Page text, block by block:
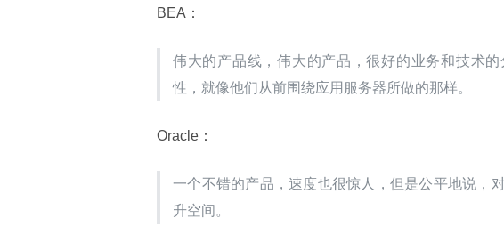
BEA：
伟大的产品线，伟大的产品，很好的业务和技术
性，就像他们从前围绕应用服务器所做的那样。
Oracle：
一个不错的产品，速度也很惊人，但是公平地说，
升空间。